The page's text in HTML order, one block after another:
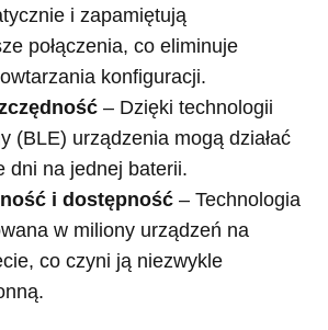
i zapamiętują
połączenia, co eliminuje
konfiguracji.
– Dzięki technologii
(BLE) urządzenia mogą działać
dni na jednej baterii.
i dostępność – Technologia
w miliony urządzeń na
co czyni ją niezwykle